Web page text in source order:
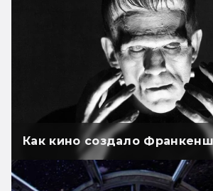
Как кино создало